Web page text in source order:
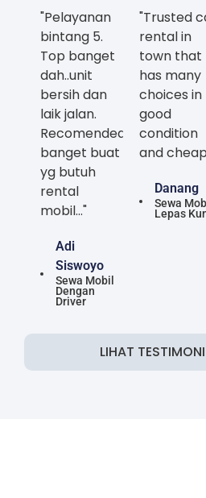
"Pelayanan
bintang 5.
Top banget
dah..unit
bersih dan
laik jalan.
Recomended
banget buat
yg butuh
rental
mobil..."
Adi
Siswoyo
Sewa Mobil
Dengan
Driver
"Trusted
rental in
town that
has many
choices in
good
condition
and
Danang
Sewa
Lepas
LIHAT